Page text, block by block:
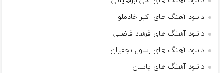
دانلود آهنگ های اکبر خادملو
دانلود آهنگ های فرهاد فاضلی
دانلود آهنگ های رسول نجفیان
دانلود آهنگ های یاسان